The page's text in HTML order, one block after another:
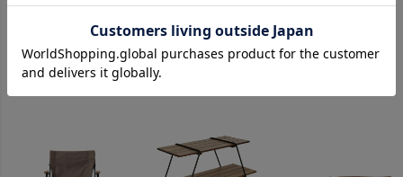
Danner
FIELD LOW
￥30,800
BRISTON
CLUBMASTER ICONIC
ACETATE AUTOMATIC
UNCROWD
BASSARA